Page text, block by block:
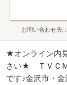
お問い合わせ先
★オンライン内
さい★ ＴＶＣＭ
です♪金沢市・